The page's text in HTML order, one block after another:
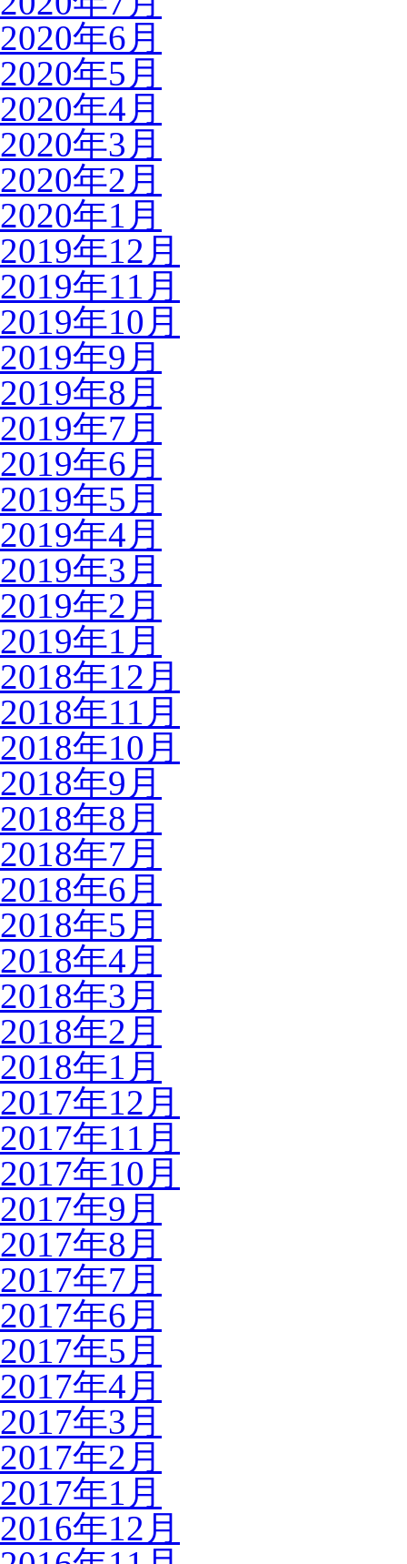
2020年6月
2020年5月
2020年4月
2020年3月
2020年2月
2020年1月
2019年12月
2019年11月
2019年10月
2019年9月
2019年8月
2019年7月
2019年6月
2019年5月
2019年4月
2019年3月
2019年2月
2019年1月
2018年12月
2018年11月
2018年10月
2018年9月
2018年8月
2018年7月
2018年6月
2018年5月
2018年4月
2018年3月
2018年2月
2018年1月
2017年12月
2017年11月
2017年10月
2017年9月
2017年8月
2017年7月
2017年6月
2017年5月
2017年4月
2017年3月
2017年2月
2017年1月
2016年12月